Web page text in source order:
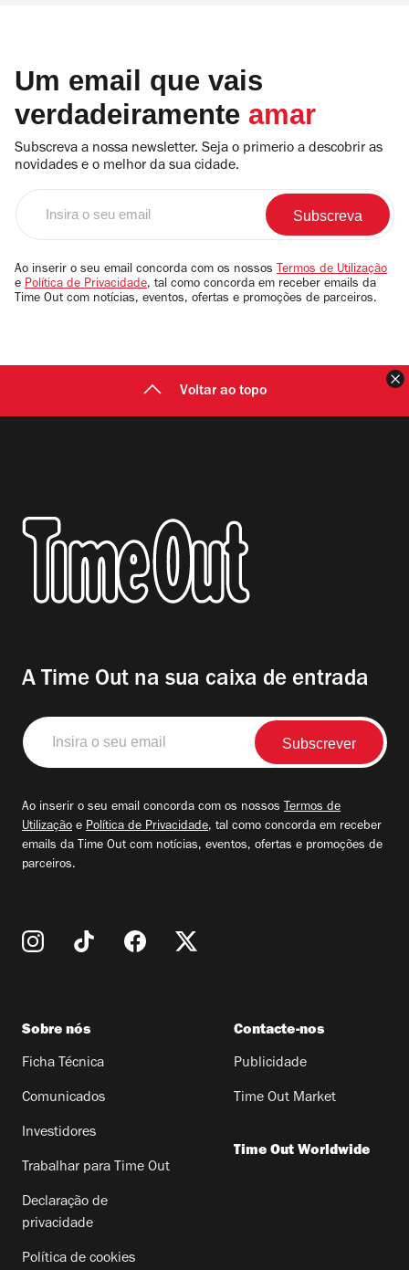
Um email que vais
verdadeiramente amar
Subscreva a nossa newsletter. Seja o primerio a descobrir as
novidades e o melhor da sua cidade.
email
Ao inserir o seu email concorda com os nossos Termos de Utilização
e Política de Privacidade, tal como concorda em receber emails da
Time Out com notícias, eventos, ofertas e promoções de parceiros.
Voltar ao topo
A Time Out na sua caixa de entrada
Insira
o
seu
Ao inserir o seu email concorda com os nossos Termos de
Utilização e Política de Privacidade, tal como concorda em receber
emails da Time Out com notícias, eventos, ofertas e promoções de
parceiros.
Sobre nós
Ficha Técnica
Comunicados
Investidores
Trabalhar para Time Out
Declaração de
privacidade
Política de cookies
Contacte-nos
Publicidade
Time Out Market
Time Out Worldwide